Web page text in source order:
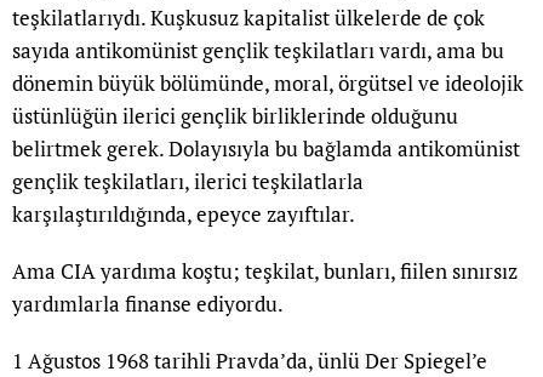
teşkilatlarıydı. Kuşkusuz kapitalist ülkelerde de çok
sayıda antikomünist gençlik teşkilatları vardı, ama bu
dönemin büyük bölümünde, moral, örgütsel ve ideolojik
üstünlüğün ilerici gençlik birliklerinde olduğunu
belirtmek gerek. Dolayısıyla bu bağlamda antikomünist
gençlik teşkilatları, ilerici teşkilatlarla
karşılaştırıldığında, epeyce zayıftılar.
Ama CIA yardıma koştu; teşkilat, bunları, fiilen sınırsız
yardımlarla finanse ediyordu.
1 Ağustos 1968 tarihli Pravda’da, ünlü Der Spiegel’e